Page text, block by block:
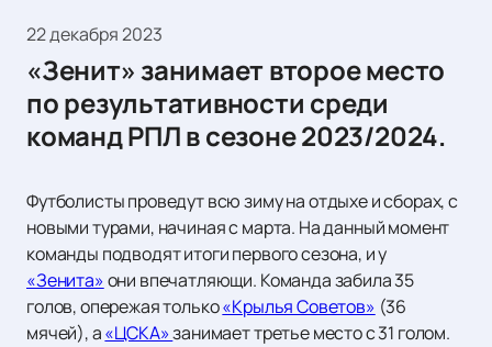
22 декабря 2023
«Зенит» занимает второе место
по результативности среди
команд РПЛ в сезоне 2023/2024.
Футболисты проведут всю зиму на отдыхе и сборах, с
новыми турами, начиная с марта. На данный момент
команды подводят итоги первого сезона, и у
«Зенита»они впечатляющи. Команда забила 35
голов, опережая только«Крылья Советов» (36
мячей), а«ЦСКА»занимает третье место с 31 голом.